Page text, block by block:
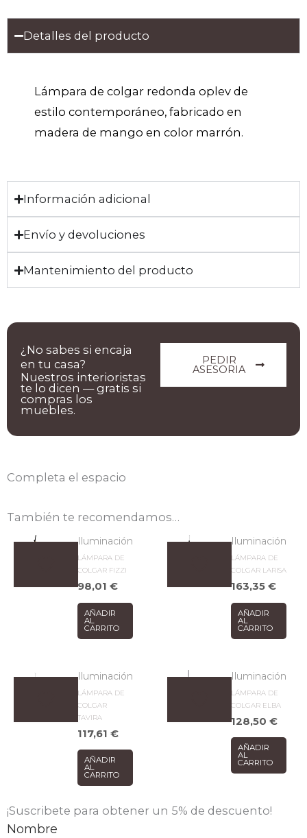
Detalles del producto
Lámpara de colgar redonda oplev de
estilo contemporáneo, fabricado en
madera de mango en color marrón.
Información adicional
Envío y devoluciones
Mantenimiento del producto
PEDIR
ASESORIA
¿No sabes si encaja
en tu casa?
Nuestros interioristas
te lo dicen — gratis si
compras los
muebles.
Completa el espacio
También te recomendamos…
Iluminación
LÁMPARA DE
COLGAR FIZZI
98,01€
AÑADIR
AL
CARRITO
Iluminación
LÁMPARA DE
COLGAR LARISA
163,35€
AÑADIR
AL
CARRITO
Iluminación
LÁMPARA DE
COLGAR
TAVIRA
117,61€
AÑADIR
AL
CARRITO
Iluminación
LÁMPARA DE
COLGAR ELBA
128,50€
AÑADIR
AL
CARRITO
¡Suscribete para obtener un 5% de descuento!
Nombre